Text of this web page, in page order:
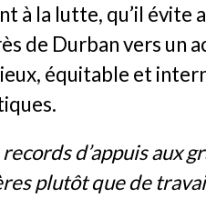
à la lutte, qu’il évite
de Durban vers un
équitable et
d’appuis aux
plutôt que de